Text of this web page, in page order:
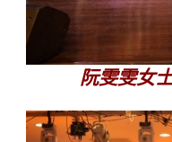
阮雯雯女